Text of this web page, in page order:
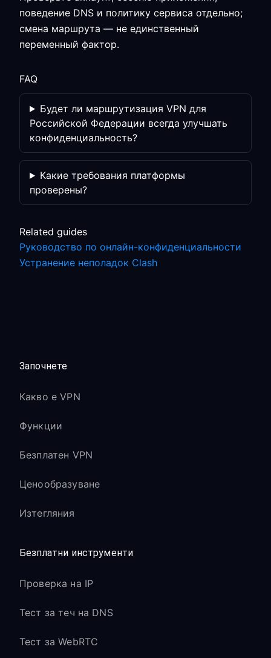
поведение DNS и политику сервиса отдельно;
смена маршрута — не единственный
переменный фактор.
FAQ
Будет ли маршрутизация VPN для
Российской Федерации всегда улучшать
конфиденциальность?
Какие требования платформы
проверены?
Related guides
Руководство по онлайн-конфиденциальности
Устранение неполадок Clash
Започнете
Какво е VPN
Функции
Безплатен VPN
Ценообразуване
Изтегляния
Безплатни инструменти
Проверка на IP
Тест за теч на DNS
Тест за WebRTC